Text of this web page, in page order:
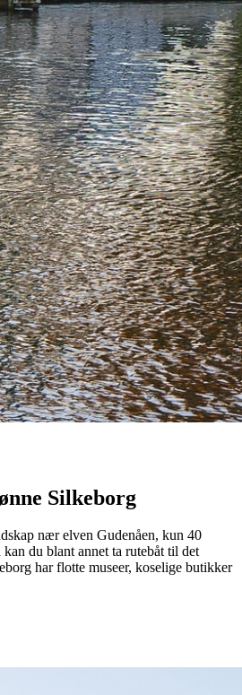
Silkeborg
nær elven Gudenåen, kun 40
du blant annet ta rutebåt til det
har flotte museer, koselige butikker